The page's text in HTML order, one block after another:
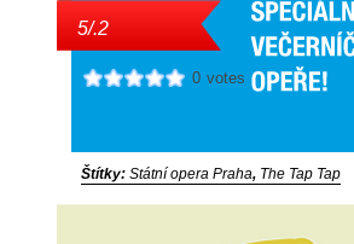
5/.2
0 votes
Štítky: Státní opera Praha, The Tap Tap